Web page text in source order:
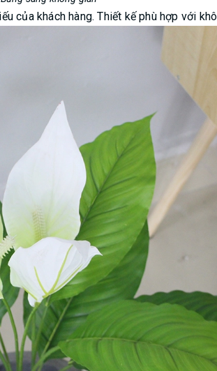
của khách hàng. Thiết kế phù hợp với